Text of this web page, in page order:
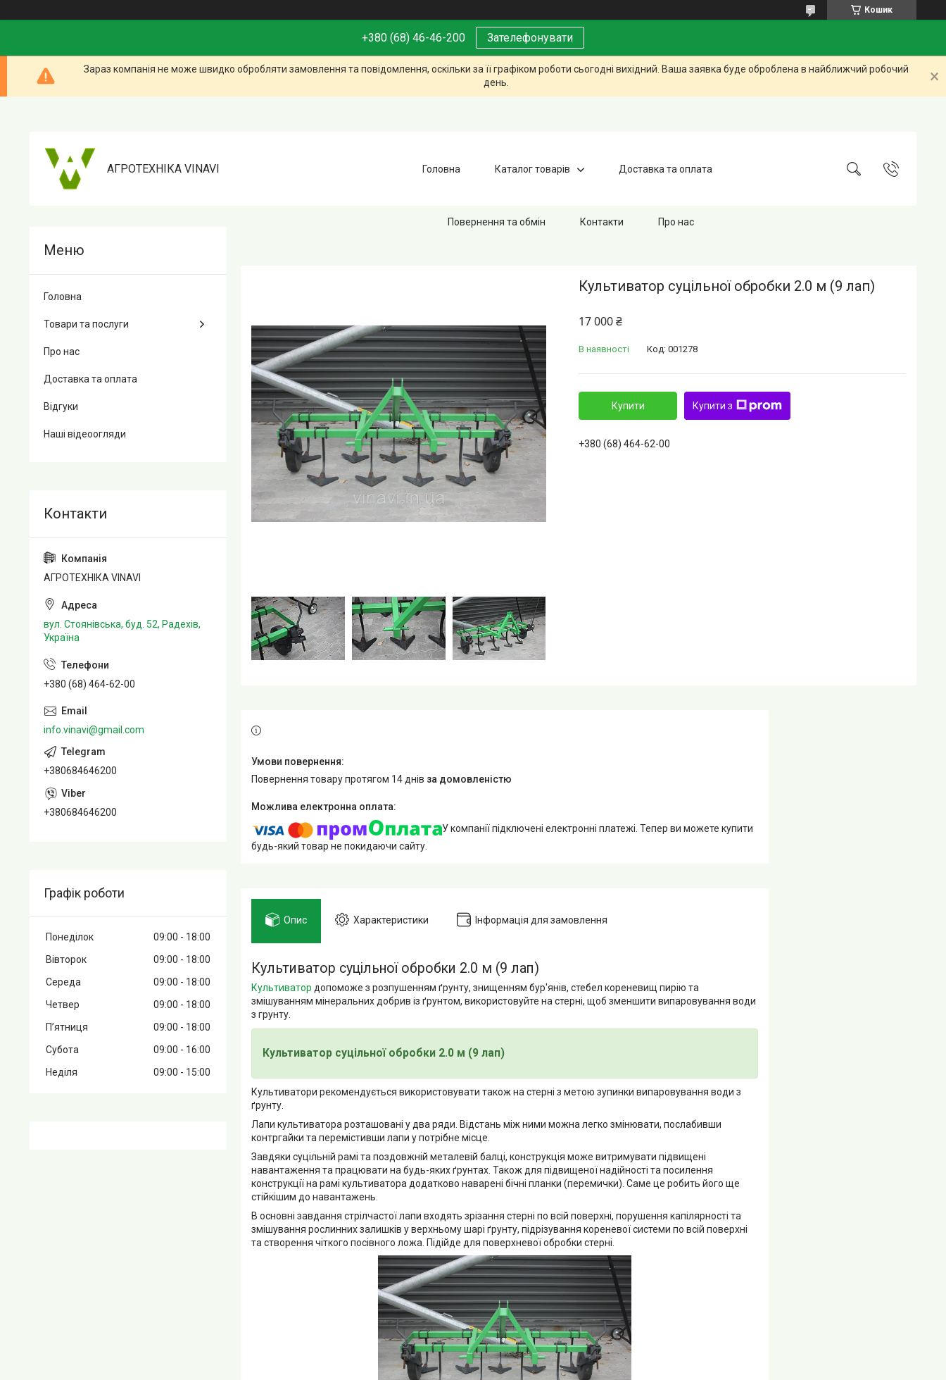
Кошик
+380 (68) 46-46-200 Зателефонувати
Зараз компанія не може швидко обробляти замовлення та повідомлення, оскільки за її графіком роботи сьогодні вихідний. Ваша заявка буде оброблена в найближчий робочий
день.
АГРОТЕХНІКА VINAVI Головна Каталог товарів Доставка та оплата
Повернення та обмін Контакти Про нас
Культиватор суцільної обробки 2.0 м (9 лап)
17 000 ₴
В наявності Код: 001278
Купити Купити з
+380 (68) 464-62-00
повернення товару протягом 14 днів за домовленістю
У компанії підключені електронні платежі. Тепер ви можете купити
будь-який товар не покидаючи сайту.
Опис Характеристики Інформація для замовлення
Культиватор суцільної обробки 2.0 м (9 лап)
Культиватор допоможе з розпушенням ґрунту, знищенням бур'янів, стебел кореневищ пирію та
змішуванням мінеральних добрив із ґрунтом, використовуйте на стерні, щоб зменшити випаровування води
з грунту.
Культиватор суцільної обробки 2.0 м (9 лап)
Культиватори рекомендується використовувати також на стерні з метою зупинки випаровування води з
ґрунту.
Лапи культиватора розташовані у два ряди. Відстань між ними можна легко змінювати, послабивши
контргайки та перемістивши лапи у потрібне місце.
Завдяки суцільній рамі та поздовжній металевій балці, конструкція може витримувати підвищені
навантаження та працювати на будь-яких ґрунтах. Також для підвищеної надійності та посилення
конструкції на рамі культиватора додатково наварені бічні планки (перемички). Саме це робить його ще
стійкішим до навантажень.
В основні завдання стрілчастої лапи входять зрізання стерні по всій поверхні, порушення капілярності та
змішування рослинних залишків у верхньому шарі ґрунту, підрізування кореневої системи по всій поверхні
та створення чіткого посівного ложа. Підійде для поверхневої обробки стерні.
Головна
Товари та послуги
Про нас
Доставка та оплата
Відгуки
Наші відеоогляди
АГРОТЕХНІКА VINAVI
вул. Стоянівська, буд. 52, Радехів,
Україна
+380 (68) 464-62-00
info.vinavi@gmail.com
+380684646200
+380684646200
Графік роботи
Понеділок 09:00
18:00
Вівторок
09:00
18:00
Середа
09:00
18:00
Четвер
09:00
18:00
Пʼятниця
09:00
18:00
Субота
09:00
16:00
Неділя
09:00 15:00